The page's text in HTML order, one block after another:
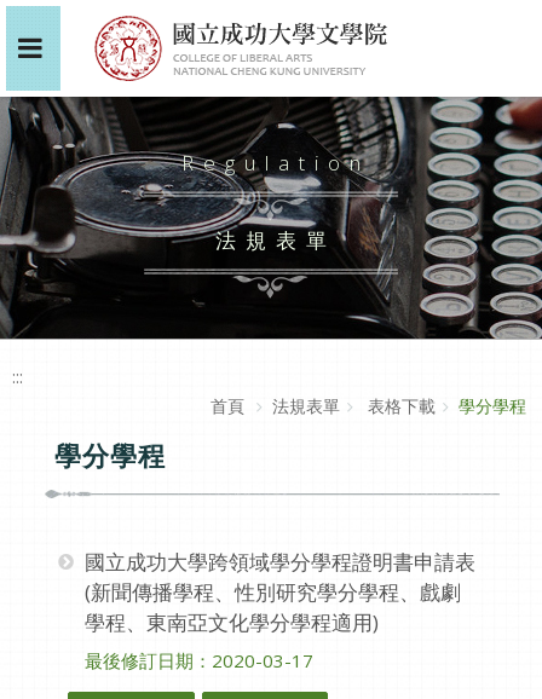
Regulation
法規表單
:::
首頁
法規表單 表格下載 學分學程
學分學程
國立成功大學跨領域學分學程證明書申請表
(新聞傳播學程、性別研究學分學程、戲劇
學程、東南亞文化學分學程適用)
最後修訂日期：2020-03-17